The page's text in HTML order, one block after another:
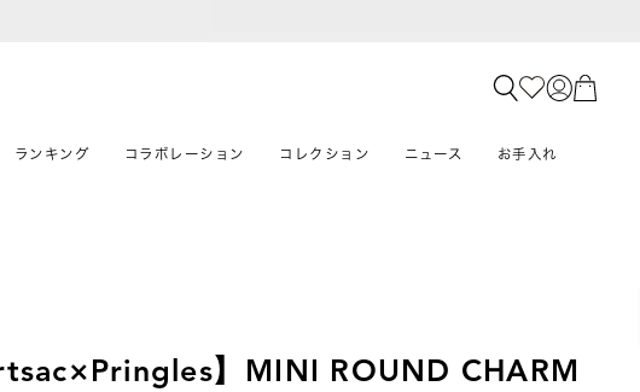
ランキング コラボレーション コレクション ニュース お手入れ
】MINI ROUND CHARM